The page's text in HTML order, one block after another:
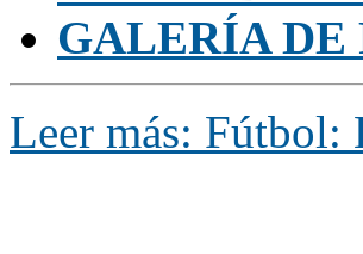
GALERÍA DE
Leer más: Fútbol: